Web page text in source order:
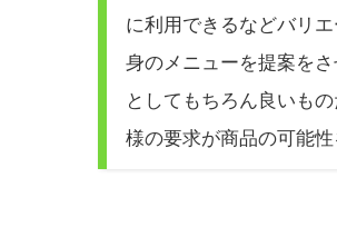
に利用できるなどバリ
身のメニューを提案を
としてもちろん良いも
様の要求が商品の可能